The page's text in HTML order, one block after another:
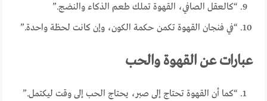
“كالعقل الصافي، القهوة تملك طعم الذكاء والنضج.”
“في فنجان القهوة تكمن حكمة الكون، وإن كانت لحظة واحدة.”
عبارات عن القهوة والحب
“كما أن القهوة تحتاج إلى صبر، يحتاج الحب إلى وقت ليكتمل.”